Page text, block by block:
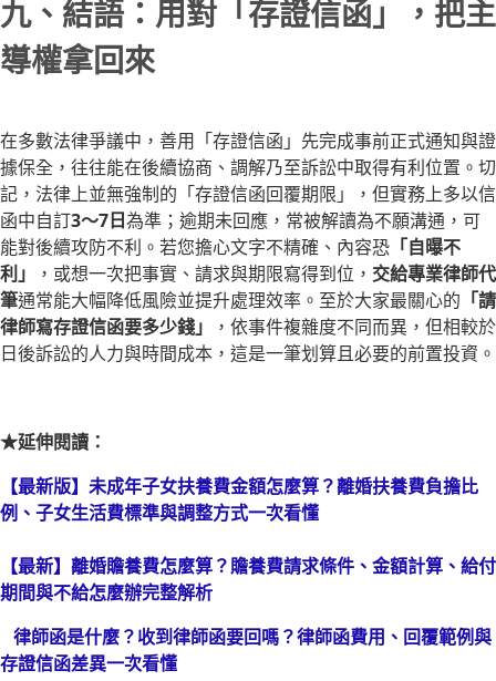
九、結語：用對「存證信函」，把主
導權拿回來
在多數法律爭議中，善用「存證信函」先完成事前正式通知與證
據保全，往往能在後續協商、調解乃至訴訟中取得有利位置。切
記，法律上並無強制的「存證信函回覆期限」，但實務上多以信
函中自訂3～7日為準；逾期未回應，常被解讀為不願溝通，可
能對後續攻防不利。若您擔心文字不精確、內容恐 「自曝不
利」
，或想一次把事實、請求與期限寫得到位， 交給專業律師代
筆通常能大幅降低風險並提升處理效率。至於大家最關心的 「請
律師寫存證信函要多少錢」
，依事件複雜度不同而異，但相較於
日後訴訟的人力與時間成本，這是一筆划算且必要的前置投資。
★延伸閱讀：
【最新版】未成年子女扶養費金額怎麼算？離婚扶養費負擔比
例、子女生活費標準與調整方式一次看懂
【最新】離婚贍養費怎麼算？贍養費請求條件、金額計算、給付
期間與不給怎麼辦完整解析
律師函是什麼？收到律師函要回嗎？律師函費用、回覆範例與
存證信函差異一次看懂